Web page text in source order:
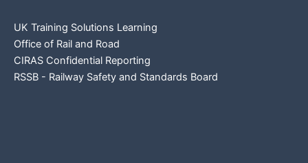
UK Training Solutions Learning
Office of Rail and Road
CIRAS Confidential Reporting
RSSB - Railway Safety and Standards Board